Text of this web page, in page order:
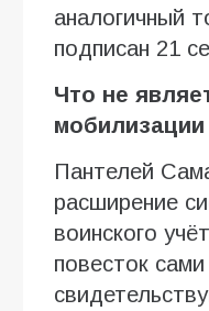
аналогичный
подписан 21
Что не
мобилизации
Пантелей
расширение
воинского
повесток